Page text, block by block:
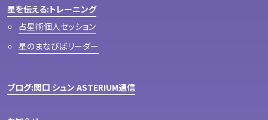
星を伝える:トレーニング
占星術個人セッション
星のまなびばリーダー
ブログ:関口 シュン ASTERIUM通信